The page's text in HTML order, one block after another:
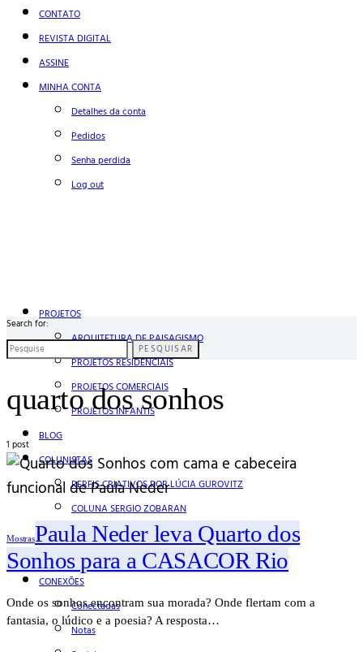
CONTATO
REVISTA DIGITAL
ASSINE
MINHA CONTA
Detalhes da conta
Pedidos
Senha perdida
Log out
PROJETOS
ARQUITETURA DE PAISAGISMO
PROJETOS RESIDENCIAIS
PROJETOS COMERCIAIS
PROJETOS INFANTIS
BLOG
COLUNISTAS
PERFIS CRIATIVOS POR LÚCIA GUROVITZ
COLUNA SERGIO ZOBARAN
COLUNA WAIR DE PAULA
ARTE.IN.FORMA
CONEXÕES
Conectadas
Notas
Search for:
PESQUISAR
quarto dos sonhos
1 post
MostrasPaula Neder leva Quarto dos
Sonhos para a CASACOR Rio
Onde os sonhos encontram sua morada? Onde flertam com a
fantasia, o lúdico e a poesia? A resposta…